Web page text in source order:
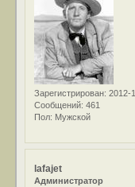
Зарегистрирован: 2012-
Сообщений: 461
Пол: Мужской
lafajet
Администратор